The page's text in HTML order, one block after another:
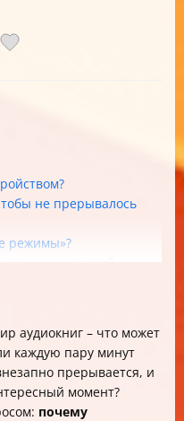
не прерывалось
режимы»?
аудиокниг – что может
каждую пару минут
прерывается, и
момент?
почему